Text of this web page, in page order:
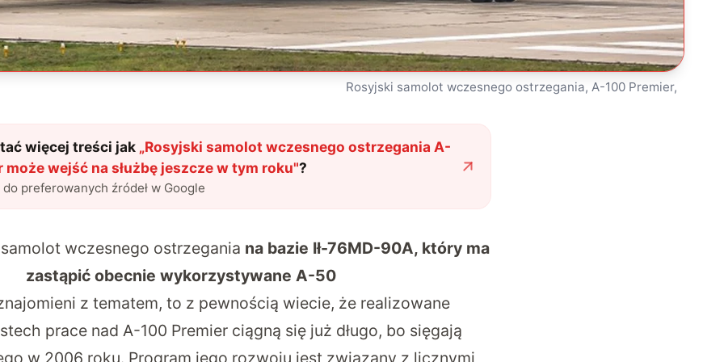
Rosyjski samolot wczesnego ostrzegania, A-100 Premier,
więcej treści jak „Rosyjski samolot wczesnego ostrzegania A-
może wejść na służbę jeszcze w tym roku"?
preferowanych źródeł w Google
wczesnego ostrzegania na bazie Ił-76MD-90A, który ma
zastąpić obecnie wykorzystywane A-50
z tematem, to z pewnością wiecie, że realizowane
prace nad A-100 Premier ciągną się już długo, bo sięgają
w 2006 roku. Program jego rozwoju jest związany z licznymi